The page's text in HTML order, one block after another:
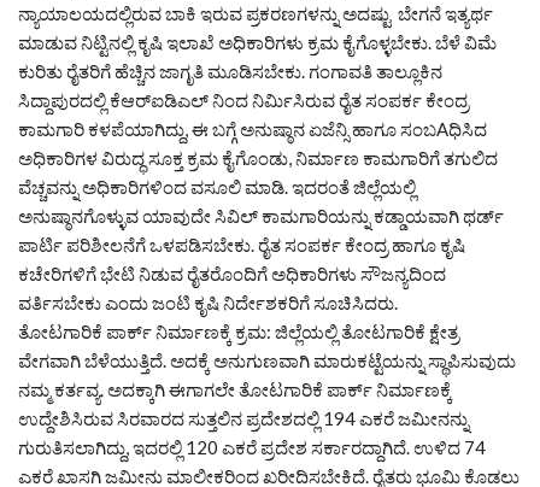
ನ್ಯಾಯಾಲಯದಲ್ಲಿರುವ ಬಾಕಿ ಇರುವ ಪ್ರಕರಣಗಳನ್ನು ಅದಷ್ಟು ಬೇಗನೆ ಇತ್ಯರ್ಥ
ಮಾಡುವ ನಿಟ್ಟಿನಲ್ಲಿ ಕೃಷಿ ಇಲಾಖೆ ಅಧಿಕಾರಿಗಳು ಕ್ರಮ ಕೈಗೊಳ್ಳಬೇಕು. ಬೆಳೆ ವಿಮೆ
ಕುರಿತು ರೈತರಿಗೆ ಹೆಚ್ಚಿನ ಜಾಗೃತಿ ಮೂಡಿಸಬೇಕು. ಗಂಗಾವತಿ ತಾಲ್ಲೂಕಿನ
ಸಿದ್ದಾಪುರದಲ್ಲಿ ಕೆಆರ್‌ಐಡಿಎಲ್ ನಿಂದ ನಿರ್ಮಿಸಿರುವ ರೈತ ಸಂಪರ್ಕ ಕೇಂದ್ರ
ಕಾಮಗಾರಿ ಕಳಪೆಯಾಗಿದ್ದು, ಈ ಬಗ್ಗೆ ಅನುಷ್ಠಾನ ಏಜೆನ್ಸಿ ಹಾಗೂ ಸಂಬAಧಿಸಿದ
ಅಧಿಕಾರಿಗಳ ವಿರುದ್ಧ ಸೂಕ್ತ ಕ್ರಮ ಕೈಗೊಂಡು, ನಿರ್ಮಾಣ ಕಾಮಗಾರಿಗೆ ತಗುಲಿದ
ವೆಚ್ಚವನ್ನು ಅಧಿಕಾರಿಗಳಿಂದ ವಸೂಲಿ ಮಾಡಿ. ಇದರಂತೆ ಜಿಲ್ಲೆಯಲ್ಲಿ
ಅನುಷ್ಠಾನಗೊಳ್ಳುವ ಯಾವುದೇ ಸಿವಿಲ್ ಕಾಮಗಾರಿಯನ್ನು ಕಡ್ಡಾಯವಾಗಿ ಥರ್ಡ್
ಪಾರ್ಟಿ ಪರಿಶೀಲನೆಗೆ ಒಳಪಡಿಸಬೇಕು. ರೈತ ಸಂಪರ್ಕ ಕೇಂದ್ರ ಹಾಗೂ ಕೃಷಿ
ಕಚೇರಿಗಳಿಗೆ ಭೇಟಿ ನಿಡುವ ರೈತರೊಂದಿಗೆ ಅಧಿಕಾರಿಗಳು ಸೌಜನ್ಯದಿಂದ
ವರ್ತಿಸಬೇಕು ಎಂದು ಜಂಟಿ ಕೃಷಿ ನಿರ್ದೇಶಕರಿಗೆ ಸೂಚಿಸಿದರು.
ತೋಟಗಾರಿಕೆ ಪಾರ್ಕ್ ನಿರ್ಮಾಣಕ್ಕೆ ಕ್ರಮ: ಜಿಲ್ಲೆಯಲ್ಲಿ ತೋಟಗಾರಿಕೆ ಕ್ಷೇತ್ರ
ವೇಗವಾಗಿ ಬೆಳೆಯುತ್ತಿದೆ. ಅದಕ್ಕೆ ಅನುಗುಣವಾಗಿ ಮಾರುಕಟ್ಟೆಯನ್ನು ಸ್ಥಾಪಿಸುವುದು
ನಮ್ಮ ಕರ್ತವ್ಯ. ಅದಕ್ಕಾಗಿ ಈಗಾಗಲೇ ತೋಟಗಾರಿಕೆ ಪಾರ್ಕ್ ನಿರ್ಮಾಣಕ್ಕೆ
ಉದ್ದೇಶಿಸಿರುವ ಸಿರವಾರದ ಸುತ್ತಲಿನ ಪ್ರದೇಶದಲ್ಲಿ 194 ಎಕರೆ ಜಮೀನನ್ನು
ಗುರುತಿಸಲಾಗಿದ್ದು, ಇದರಲ್ಲಿ 120 ಎಕರೆ ಪ್ರದೇಶ ಸರ್ಕಾರದ್ದಾಗಿದೆ. ಉಳಿದ 74
ಎಕರೆ ಖಾಸಗಿ ಜಮೀನು ಮಾಲೀಕರಿಂದ ಖರೀದಿಸಬೇಕಿದೆ. ರೈತರು ಭೂಮಿ ಕೊಡಲು